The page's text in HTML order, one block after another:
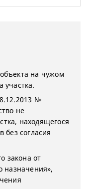
на чужом
участка.
№
не
находящегося
без согласия
закона от
назначения»,